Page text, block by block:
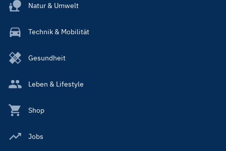
Natur & Umwelt
Technik & Mobilität
Gesundheit
Leben & Lifestyle
Shop
Jobs